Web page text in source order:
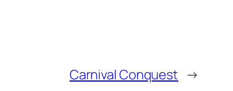
Carnival Conquest →